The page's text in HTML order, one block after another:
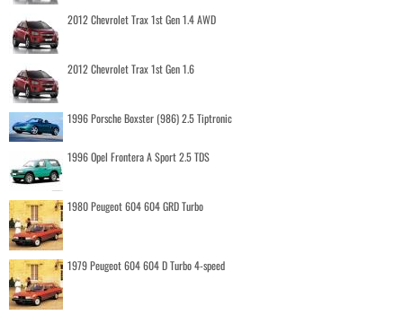
2012 Chevrolet Trax 1st Gen 1.4 AWD
2012 Chevrolet Trax 1st Gen 1.6
1996 Porsche Boxster (986) 2.5 Tiptronic
1996 Opel Frontera A Sport 2.5 TDS
1980 Peugeot 604 604 GRD Turbo
1979 Peugeot 604 604 D Turbo 4-speed